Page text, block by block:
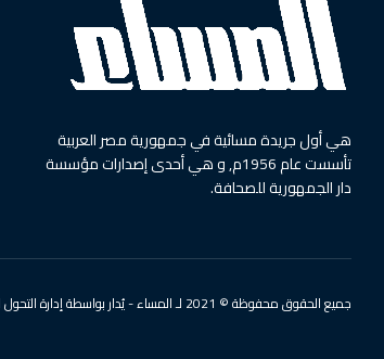
هي أول جريدة مسائية في جمهورية مصر العربية
تأسست عام 1956م, و هي أحدى إصدارات مؤسسة
دار الجمهورية للصحافة.
جميع الحقوق محفوظة © 2021 لـ المساء - يُدار بواسطة إدارة التحول الرقمي.